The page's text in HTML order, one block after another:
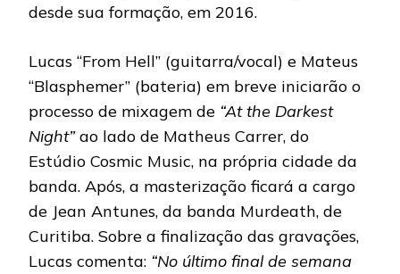
desde sua formação, em 2016.
Lucas “From Hell” (guitarra/vocal) e Mateus
“Blasphemer” (bateria) em breve iniciarão o
processo de mixagem de “At the Darkest
Night”ao lado de Matheus Carrer, do
Estúdio Cosmic Music, na própria cidade da
banda. Após, a masterização ficará a cargo
de Jean Antunes, da banda Murdeath, de
Curitiba. Sobre a finalização das gravações,
Lucas comenta: “No último final de semana